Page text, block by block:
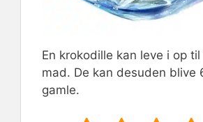
En krokodille kan leve i op til
mad. De kan desuden blive
gamle.